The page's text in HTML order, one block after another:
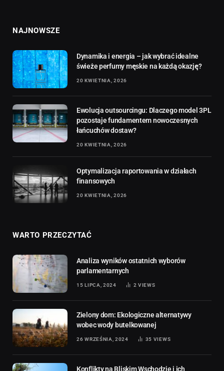
NAJNOWSZE
Dynamika i energia – jak wybrać idealne
świeże perfumy męskie na każdą okazję?
20 KWIETNIA, 2026
Ewolucja outsourcingu: Dlaczego model 3PL
pozostaje fundamentem nowoczesnych
łańcuchów dostaw?
20 KWIETNIA, 2026
Optymalizacja raportowania w działach
finansowych
20 KWIETNIA, 2026
WARTO PRZECZYTAĆ
Analiza wyników ostatnich wyborów
parlamentarnych
15 LIPCA, 2024 2 VIEWS
Zielony dom: Ekologiczne alternatywy
wobec wody butelkowanej
26 WRZEŚNIA, 2024 35 VIEWS
Konflikty na Bliskim Wschodzie i ich